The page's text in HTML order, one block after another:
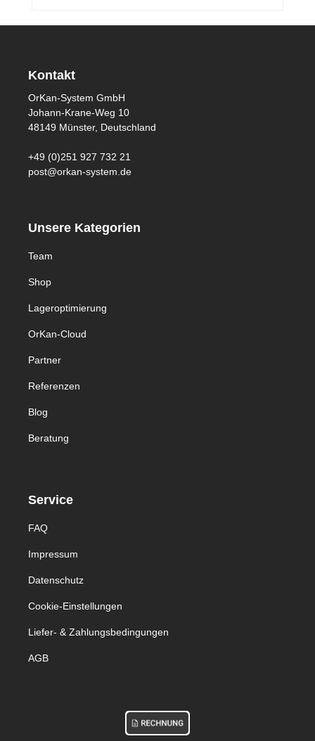
die hochwertigen OrKan Regalschilder, um
Ihre Regale zu optimieren und Ihre Produkte
professionell zu präsentieren. OrKan
Regalschilder
120 g/qmFarbe: HellgelbFormat: DIN A44,
Kontakt
OrKan-System GmbH
Johann-Krane-Weg 10
48149 Münster, Deutschland
+49 (0)251 927 732 21
post@orkan-system.de
Unsere Kategorien
Team
Shop
Lageroptimierung
OrKan-Cloud
Partner
Referenzen
Blog
Beratung
Service
FAQ
Impressum
Datenschutz
Cookie-Einstellungen
Liefer- & Zahlungsbedingungen
AGB